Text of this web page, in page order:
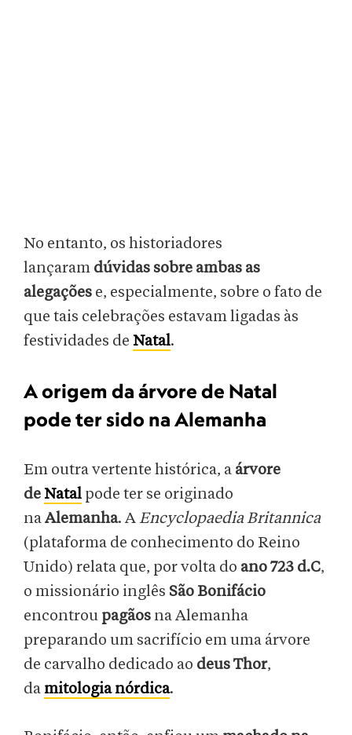
No entanto, os historiadores
lançaram dúvidas sobre ambas as
alegações e, especialmente, sobre o fato de
que tais celebrações estavam ligadas às
festividades de Natal.
A origem da árvore de Natal
pode ter sido na Alemanha
Em outra vertente histórica, a árvore
de Natal pode ter se originado
naAlemanha. AEncyclopaedia Britannica
(plataforma de conhecimento do Reino
Unido) relata que, por volta do ano 723 d.C,
o missionário inglês São Bonifácio
encontrou pagãos na Alemanha
preparando um sacrifício em uma árvore
de carvalho dedicado ao deus Thor,
da mitologia nórdica.